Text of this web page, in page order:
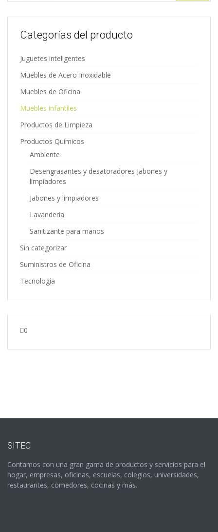
Categorías del producto
Juguetes inteligentes
Muebles de Acero Inoxidable
Muebles de Oficina
Muebles infantiles
Productos de Limpieza
Productos Químicos
Ambiente
Desengrasantes y desatoradores Jabones y
limpiadores
Jabones y limpiadores
Lavandería
Sanitizante para manos
Sin categorizar
Suministros de Oficina
Tecnología
0
SITEC
Contamos con una gran gama de productos y servicios para el
hogar, empresas, oficinas, escuelas, colegios, universidades,
restaurantes, comedores, cocinas y más.